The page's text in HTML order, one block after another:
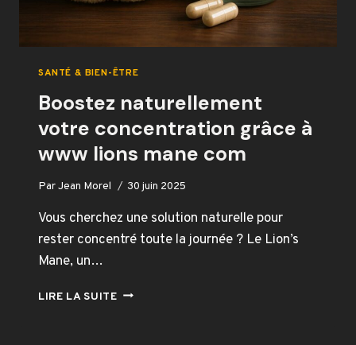
SANTÉ & BIEN-ÊTRE
Boostez naturellement
votre concentration grâce à
www lions mane com
ParJean Morel 30 juin 2025
Vous cherchez une solution naturelle pour
rester concentré toute la journée ? Le Lion’s
Mane, un…
LIRE LA SUITEBOOSTEZ